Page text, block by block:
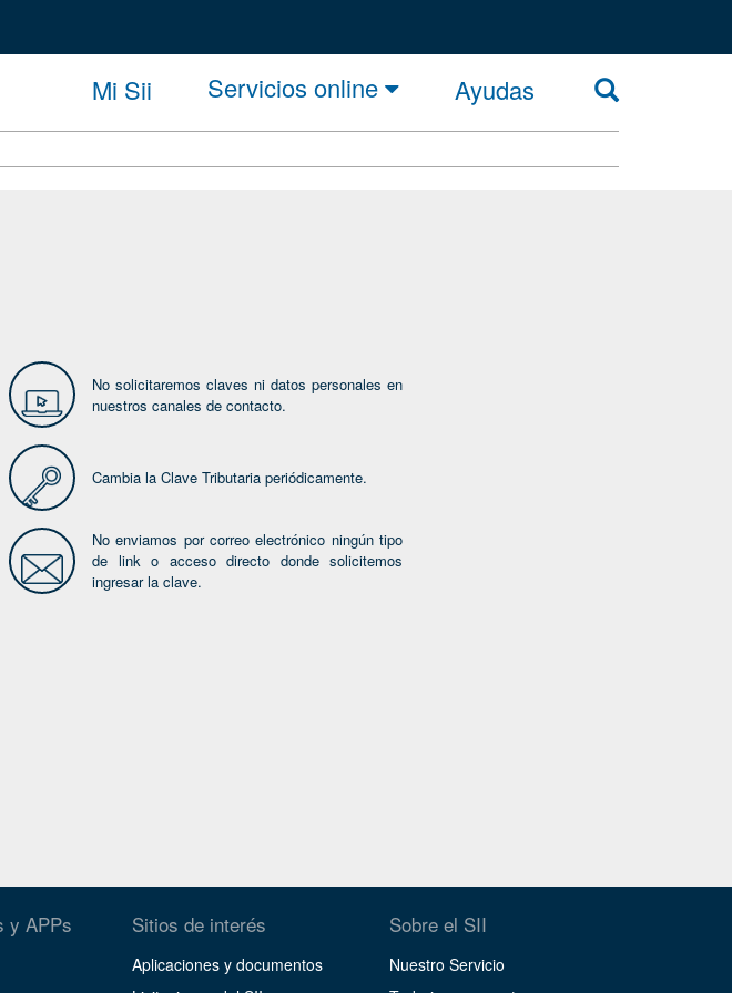
Mi Sii Servicios online Ayudas
No solicitaremos claves ni datos personales en
nuestros canales de contacto.
Cambia la Clave Tributaria periódicamente.
No enviamos por correo electrónico ningún tipo
de link o acceso directo donde solicitemos
ingresar la clave.
y APPs Sitios de interés
Aplicaciones y documentos
Sobre el SII
Nuestro Servicio